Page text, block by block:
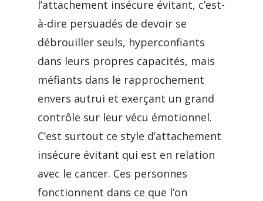
l’attachement insécure évitant, c’est-
à-dire persuadés de devoir se
débrouiller seuls, hyperconfiants
dans leurs propres capacités, mais
méfiants dans le rapprochement
envers autrui et exerçant un grand
contrôle sur leur vécu émotionnel.
C’est surtout ce style d’attachement
insécure évitant qui est en relation
avec le cancer. Ces personnes
fonctionnent dans ce que l’on